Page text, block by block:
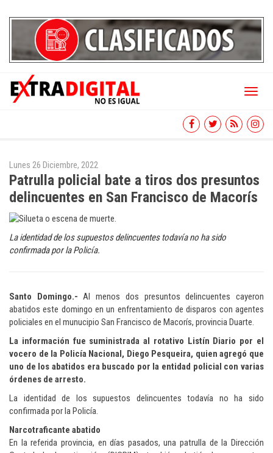
Toggle
Lunes 26 Diciembre, 2022
Patrulla policial bate a tiros dos presuntos
delincuentes en San Francisco de Macorís
La identidad de los supuestos delincuentes todavía no ha sido
confirmada por la Policía.
Santo Domingo.- Al menos dos presuntos delincuentes cayeron
abatidos este domingo en un enfrentamiento de disparos con agentes
policiales en el munucipio San Francisco de Macorís, provincia Duarte.
La información fue suministrada al rotativo Listín Diario por el
vocero de la Policía Nacional, Diego Pesqueira, quien agregó que
uno de los abatidos era buscado por la entidad policial con varias
órdenes de arresto.
La identidad de los supuestos delincuentes todavía no ha sido
confirmada por la Policía.
Narcotraficante abatido
En la referida provincia, en días pasados, una patrulla de la Dirección